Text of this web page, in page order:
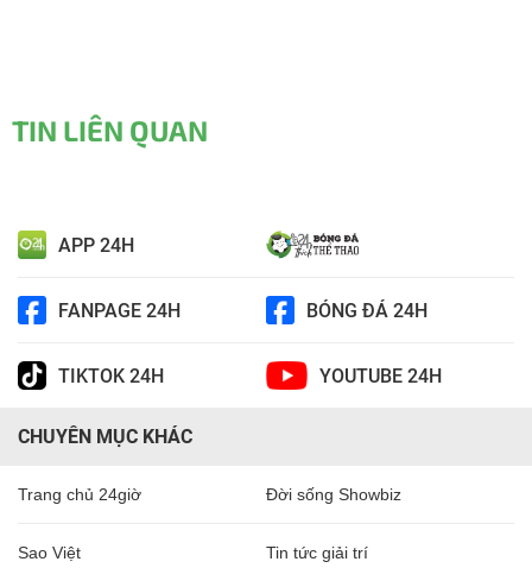
TIN LIÊN QUAN
APP 24H
FANPAGE 24H BÓNG ĐÁ 24H
TIKTOK 24H YOUTUBE 24H
CHUYÊN MỤC KHÁC
Trang chủ 24giờ Đời sống Showbiz
Sao Việt Tin tức giải trí